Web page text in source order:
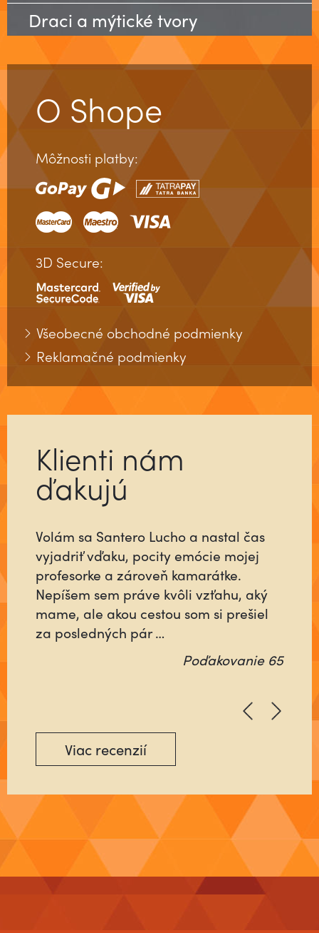
Draci a mýtické tvory
O Shope
Môžnosti platby:
3D Secure:
Všeobecné obchodné podmienky
Reklamačné podmienky
Klienti nám
ďakujú
Volám sa Santero Lucho a nastal čas
vyjadriť vďaku, pocity emócie mojej
profesorke a zároveň kamarátke.
Nepíšem sem práve kvôli vzťahu, aký
mame, ale akou cestou som si prešiel
za posledných pár …
Poďakovanie 65
Už ste niekedy stretli človeka, ktorý sa
pre vás do niečoho vloží tak, ako keby
šlo o jeho najbližších alebo o neho
samého? Ktorý nebude rátať čas, ani
energiu minutú vo váš prospech, ale
pôjde na …
Poďakovanie 64
Viac recenzií